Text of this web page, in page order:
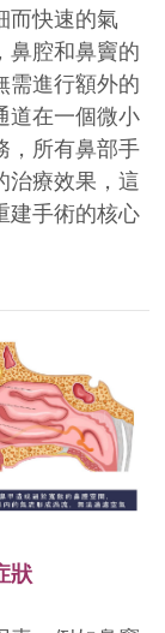
而快速的氣
鼻腔和鼻竇的
需進行額外的
道在一個微小
，所有鼻部手
治療效果，這
建手術的核心
狀